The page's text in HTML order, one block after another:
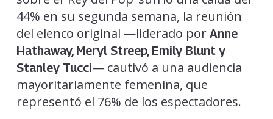
44% en su segunda semana, la reunión
del elenco original —liderado por Anne
Hathaway, Meryl Streep, Emily Blunt y
Stanley Tucci— cautivó a una audiencia
mayoritariamente femenina, que
representó el 76% de los espectadores.